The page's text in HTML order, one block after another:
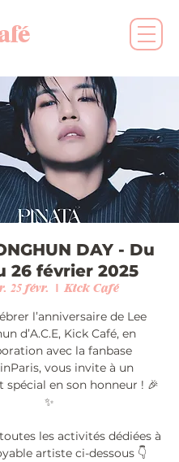
DAY - Du
26 février 2025
25 févr.
  |
Kick Café
l’anniversaire de Lee
d’A.C.E, Kick Café, en
avec la fanbase
vous invite à un
spécial en son honneur ! 🎉
✨
les activités dédiées à
artiste ci-dessous 👇